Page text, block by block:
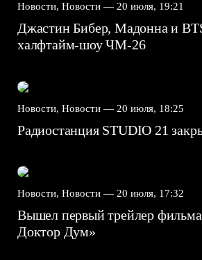
Новости, Новости — 20 июля, 19:21
Джастин Бибер, Мадонна и
халфтайм-шоу ЧМ-26
Новости, Новости — 20 июля, 18:25
Радиостанция STUDIO 21
Новости, Новости — 20 июля, 17:32
Вышел первый трейлер
Доктор Дум»